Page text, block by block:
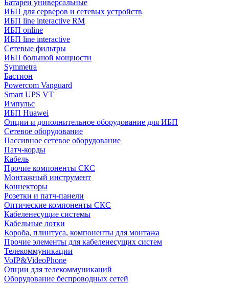
Батареи универсальные
ИБП для серверов и сетевых устройств
ИБП line interactive RM
ИБП online
ИБП linе interactive
Сетевые фильтры
ИБП большой мощности
Symmetra
Бастион
Powercom Vanguard
Smart UPS VT
Импульс
ИБП Huawei
Опции и дополнительное оборудование для ИБП
Сетевое оборудование
Пассивное сетевое оборудование
Патч-корды
Кабель
Прочие компоненты СКС
Монтажный инструмент
Коннекторы
Розетки и патч-панели
Оптические компоненты СКС
Кабеленесущие системы
Кабельные лотки
Короба, плинтуса, компоненты для монтажа
Прочие элементы для кабеленесущих систем
Телекоммуникации
VoIP&VideoPhone
Опции для телекоммуникаций
Оборудование беспроводных сетей